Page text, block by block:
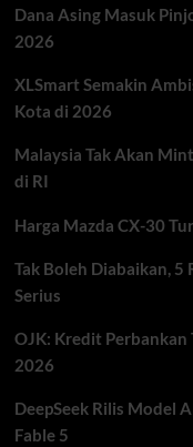
Dana Asing Masuk
2026
XLSmart Semakin
Kota di 2026
Malaysia Tak Akan
di RI
Harga Mazda CX-30
Tak Boleh Diabaikan, 5
Serius
OJK: Kredit Perbankan
2026
DeepSeek Rilis Model
Fable 5